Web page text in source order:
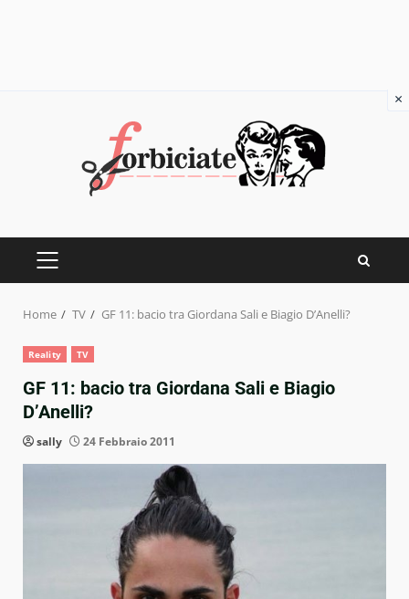
PRIMARY
Home TV GF 11: bacio tra Giordana Sali e Biagio D’Anelli?
Reality TV
GF 11: bacio tra Giordana Sali e Biagio
D’Anelli?
sally 24 Febbraio 2011
×